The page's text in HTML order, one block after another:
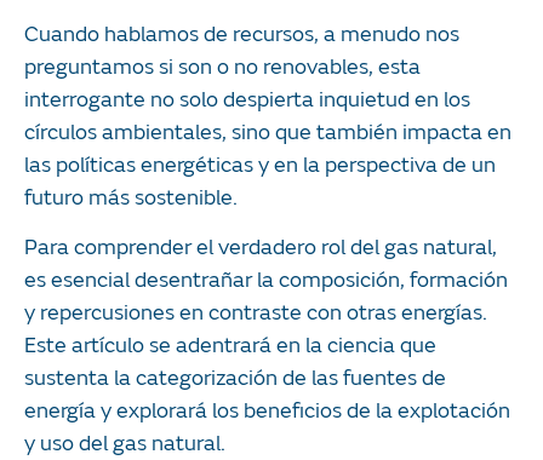
Cuando hablamos de recursos, a menudo nos
preguntamos si son o no renovables, esta
interrogante no solo despierta inquietud en los
círculos ambientales, sino que también impacta en
las políticas energéticas y en la perspectiva de un
futuro más sostenible.
Para comprender el verdadero rol del gas natural,
es esencial desentrañar la composición, formación
y repercusiones en contraste con otras energías.
Este artículo se adentrará en la ciencia que
sustenta la categorización de las fuentes de
energía y explorará los beneficios de la explotación
y uso del gas natural.